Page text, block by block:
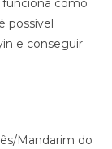
como
possível
e conseguir
Mandarim do